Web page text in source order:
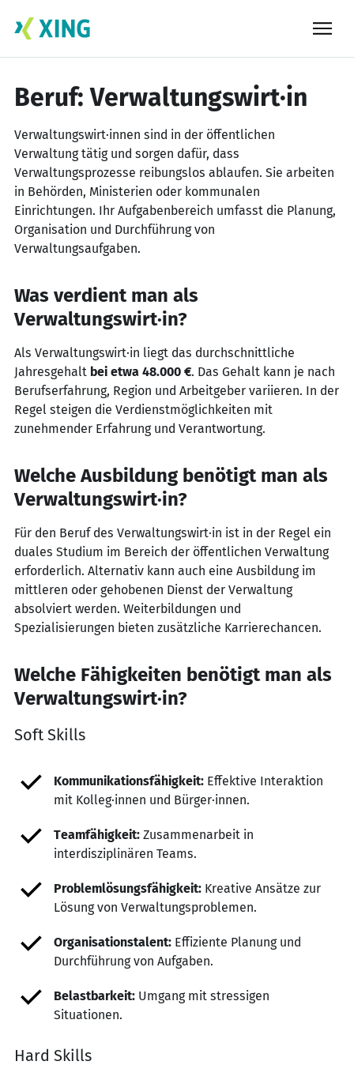
Beruf: Verwaltungswirt·in
Verwaltungswirt·innen sind in der öffentlichen
Verwaltung tätig und sorgen dafür, dass
Verwaltungsprozesse reibungslos ablaufen. Sie arbeiten
in Behörden, Ministerien oder kommunalen
Einrichtungen. Ihr Aufgabenbereich umfasst die Planung,
Organisation und Durchführung von
Verwaltungsaufgaben.
Was verdient man als
Verwaltungswirt·in?
Als Verwaltungswirt·in liegt das durchschnittliche
Jahresgehalt bei etwa 48.000 €. Das Gehalt kann je nach
Berufserfahrung, Region und Arbeitgeber variieren. In der
Regel steigen die Verdienstmöglichkeiten mit
zunehmender Erfahrung und Verantwortung.
Welche Ausbildung benötigt man als
Verwaltungswirt·in?
Für den Beruf des Verwaltungswirt·in ist in der Regel ein
duales Studium im Bereich der öffentlichen Verwaltung
erforderlich. Alternativ kann auch eine Ausbildung im
mittleren oder gehobenen Dienst der Verwaltung
absolviert werden. Weiterbildungen und
Spezialisierungen bieten zusätzliche Karrierechancen.
Welche Fähigkeiten benötigt man als
Verwaltungswirt·in?
Soft Skills
Kommunikationsfähigkeit: Effektive Interaktion
mit Kolleg·innen und Bürger·innen.
Teamfähigkeit: Zusammenarbeit in
interdisziplinären Teams.
Problemlösungsfähigkeit: Kreative Ansätze zur
Lösung von Verwaltungsproblemen.
Organisationstalent: Effiziente Planung und
Durchführung von Aufgaben.
Belastbarkeit: Umgang mit stressigen
Situationen.
Hard Skills